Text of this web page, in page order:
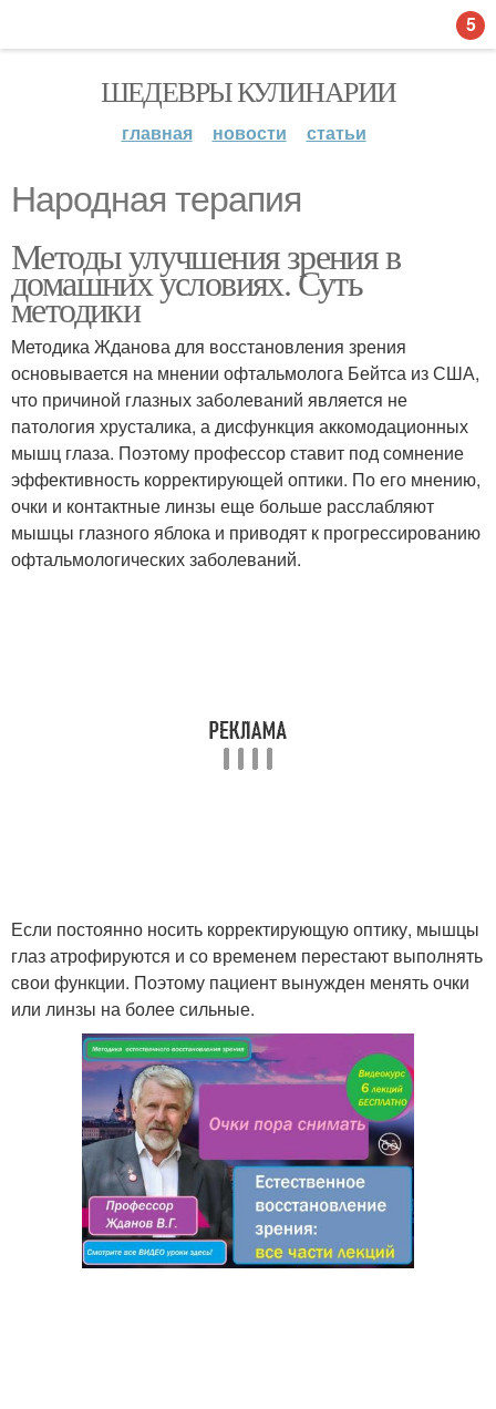
ШЕДЕВРЫ КУЛИНАРИИ
главная новости статьи
Народная терапия
Методы улучшения зрения в
домашних условиях. Суть
методики
Методика Жданова для восстановления зрения
основывается на мнении офтальмолога Бейтса из США,
что причиной глазных заболеваний является не
патология хрусталика, а дисфункция аккомодационных
мышц глаза. Поэтому профессор ставит под сомнение
эффективность корректирующей оптики. По его мнению,
очки и контактные линзы еще больше расслабляют
мышцы глазного яблока и приводят к прогрессированию
офтальмологических заболеваний.
Если постоянно носить корректирующую оптику, мышцы
глаз атрофируются и со временем перестают выполнять
свои функции. Поэтому пациент вынужден менять очки
или линзы на более сильные.
5